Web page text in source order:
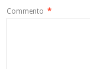
Commento *